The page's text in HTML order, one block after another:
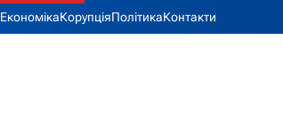
ЕкономікаКорупціяПолітикаКонтакти